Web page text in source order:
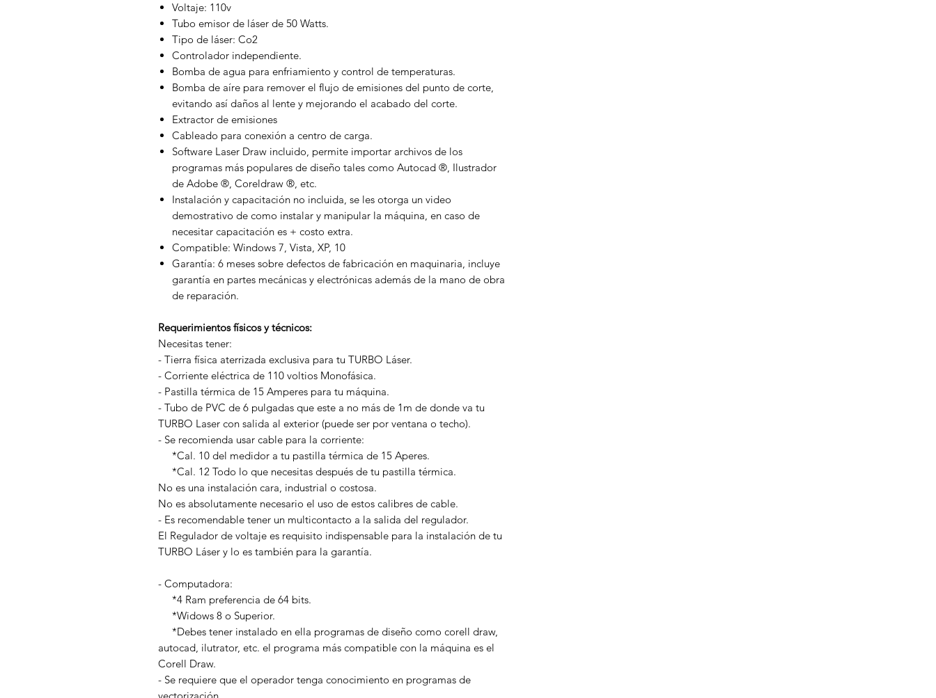
Voltaje: 110v
Tubo emisor de láser de 50 Watts.
Tipo de láser: Co2
Controlador independiente.
Bomba de agua para enfriamiento y control de temperaturas.
Bomba de aíre para remover el flujo de emisiones del punto de corte,
evitando así daños al lente y mejorando el acabado del corte.
Extractor de emisiones
Cableado para conexión a centro de carga.
Software Laser Draw incluido, permite importar archivos de los
programas más populares de diseño tales como Autocad ®, Ilustrador
de Adobe ®, Coreldraw ®, etc.
Instalación y capacitación no incluida, se les otorga un video
demostrativo de como instalar y manipular la máquina, en caso de
necesitar capacitación es + costo extra.
Compatible: Windows 7, Vista, XP, 10
Garantía: 6 meses sobre defectos de fabricación en maquinaria, incluye
garantía en partes mecánicas y electrónicas además de la mano de obra
de reparación.
Requerimientos físicos y técnicos:
Necesitas tener:
- Tierra física aterrizada exclusiva para tu TURBO Láser.
- Corriente eléctrica de 110 voltios Monofásica.
- Pastilla térmica de 15 Amperes para tu máquina.
- Tubo de PVC de 6 pulgadas que este a no más de 1m de donde va tu
TURBO Laser con salida al exterior (puede ser por ventana o techo).
- Se recomienda usar cable para la corriente:
*Cal. 10 del medidor a tu pastilla térmica de 15 Aperes.
*Cal. 12 Todo lo que necesitas después de tu pastilla térmica.
No es una instalación cara, industrial o costosa.
No es absolutamente necesario el uso de estos calibres de cable.
- Es recomendable tener un multicontacto a la salida del regulador.
El Regulador de voltaje es requisito indispensable para la instalación de tu
TURBO Láser y lo es también para la garantía.
- Computadora:
*4 Ram preferencia de 64 bits.
*Widows 8 o Superior.
*Debes tener instalado en ella programas de diseño como corell draw,
autocad, ilutrator, etc. el programa más compatible con la máquina es el
Corell Draw.
- Se requiere que el operador tenga conocimiento en programas de